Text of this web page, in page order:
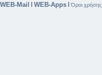
WEB-Mail | WEB-Apps |Όροι χρήσης